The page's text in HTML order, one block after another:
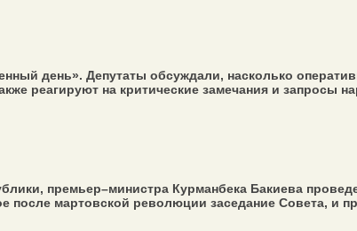
день». Депутаты обсуждали, насколько
реагируют на критические замечания и запросы
премьер–министра Курманбека Бакиева
после мартовской революции заседание Совета, и